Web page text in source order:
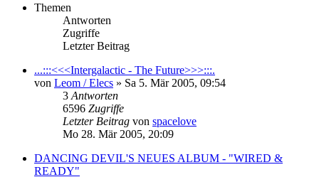
Themen
Antworten
Zugriffe
Letzter Beitrag
...:::<<<Intergalactic - The Future>>>:::.
von Leom / Elecs » Sa 5. Mär 2005, 09:54
3 Antworten
6596 Zugriffe
Letzter Beitrag von spacelove
Mo 28. Mär 2005, 20:09
DANCING DEVIL'S NEUES ALBUM - "WIRED &
READY"